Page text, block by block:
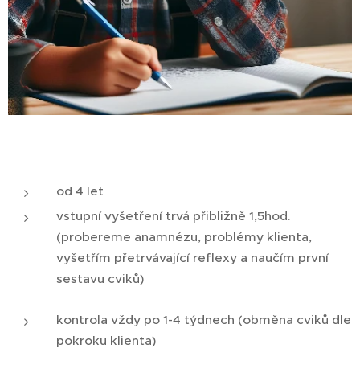
od 4 let
vstupní vyšetření trvá přibližně 1,5hod.
(probereme anamnézu, problémy klienta,
vyšetřím přetrvávající reflexy a naučím první
sestavu cviků)
kontrola vždy po 1-4 týdnech (obměna cviků dle
pokroku klienta)